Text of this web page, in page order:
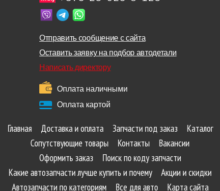
Отправить сообщение с сайта
Оставить заявку на подбор автодетали
Написать директору
Оплата наличными
Оплата картой
Главная Доставка и оплата Запчасти под заказ
Каталог
Сопутствующие товары
Контакты
Вакансии
Оформить заказ
Поиск по коду запчасти
Какие автозапчасти лучше купить и почему
Акции и скидки
Автозапчасти по категориям
Все для авто Карта сайта